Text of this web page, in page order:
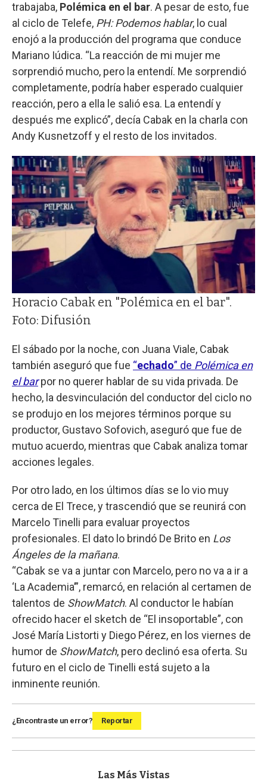
trabajaba, Polémica en el bar. A pesar de esto, fue
al ciclo de Telefe, PH: Podemos hablar, lo cual
enojó a la producción del programa que conduce
Mariano Iúdica. “La reacción de mi mujer me
sorprendió mucho, pero la entendí. Me sorprendió
completamente, podría haber esperado cualquier
reacción, pero a ella le salió esa. La entendí y
después me explicó”, decía Cabak en la charla con
Andy Kusnetzoff y el resto de los invitados.
Horacio Cabak en "Polémica en el bar".
Foto: Difusión
El sábado por la noche, con Juana Viale, Cabak
también aseguró que fue “echado” de Polémica en
el barpor no querer hablar de su vida privada. De
hecho, la desvinculación del conductor del ciclo no
se produjo en los mejores términos porque su
productor, Gustavo Sofovich, aseguró que fue de
mutuo acuerdo, mientras que Cabak analiza tomar
acciones legales.
Por otro lado, en los últimos días se lo vio muy
cerca de El Trece, y trascendió que se reunirá con
Marcelo Tinelli para evaluar proyectos
profesionales. El dato lo brindó De Brito en Los
Ángeles de la mañana.
“Cabak se va a juntar con Marcelo, pero no va a ir a
‘La Academia’”, remarcó, en relación al certamen de
talentos de ShowMatch. Al conductor le habían
ofrecido hacer el sketch de “El insoportable”, con
José María Listorti y Diego Pérez, en los viernes de
humor de ShowMatch, pero declinó esa oferta. Su
futuro en el ciclo de Tinelli está sujeto a la
inminente reunión.
¿Encontraste un error? Reportar
Las Más Vistas